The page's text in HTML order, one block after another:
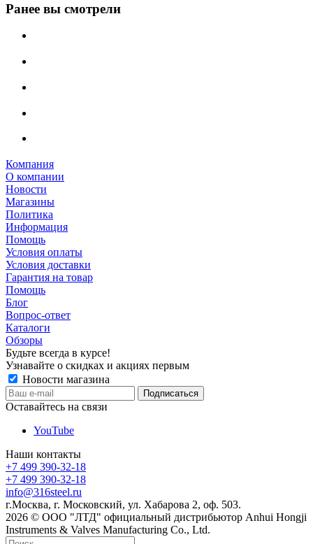
Ранее вы смотрели
Компания
О компании
Новости
Магазины
Политика
Информация
Помощь
Условия оплаты
Условия доставки
Гарантия на товар
Помощь
Блог
Вопрос-ответ
Каталоги
Обзоры
Будьте всегда в курсе!
Узнавайте о скидках и акциях первым
Новости магазина
Оставайтесь на связи
YouTube
Наши контакты
+7 499 390-32-18
+7 499 390-32-18
info@316steel.ru
г.Москва, г. Московский, ул. Хабарова 2, оф. 503.
2026 © ООО "ЛТД" официальный дистрибьютор Anhui Hongji
Instruments & Valves Manufacturing Co., Ltd.